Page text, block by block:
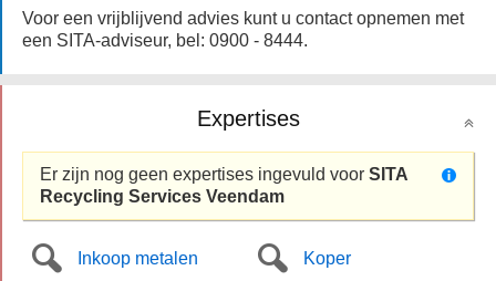
Voor een vrijblijvend advies kunt u contact opnemen met
een SITA-adviseur, bel: 0900 - 8444.
Expertises
Er zijn nog geen expertises ingevuld voor SITA
Recycling Services Veendam
Inkoop metalen Koper